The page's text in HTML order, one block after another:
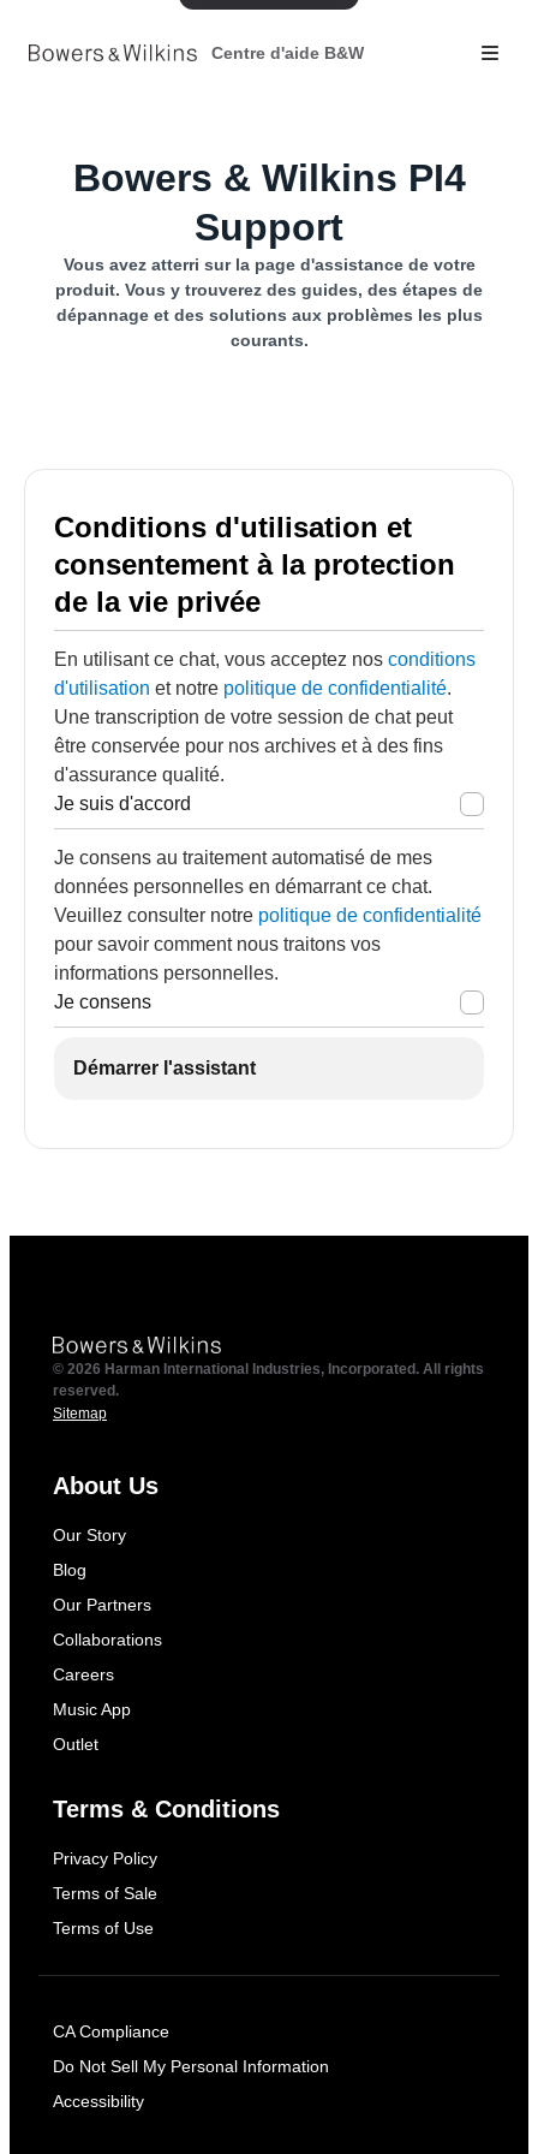
Centre d'aide B&W
Bowers & Wilkins PI4
Support
Vous avez atterri sur la page d'assistance de votre
produit. Vous y trouverez des guides, des étapes de
dépannage et des solutions aux problèmes les plus
courants.
Conditions d'utilisation et
consentement à la protection
de la vie privée
En utilisant ce chat, vous acceptez nos conditions
d'utilisation et notre politique de confidentialité.
Une transcription de votre session de chat peut
être conservée pour nos archives et à des fins
d'assurance qualité.
Je suis d'accord
Je consens au traitement automatisé de mes
données personnelles en démarrant ce chat.
Veuillez consulter notre politique de confidentialité
pour savoir comment nous traitons vos
informations personnelles.
Je consens
Démarrer l'assistant
© 2026 Harman International Industries, Incorporated. All rights
reserved.
Sitemap
About Us
Our Story
Blog
Our Partners
Collaborations
Careers
Music App
Outlet
Terms & Conditions
Privacy Policy
Terms of Sale
Terms of Use
CA Compliance
Do Not Sell My Personal Information
Accessibility